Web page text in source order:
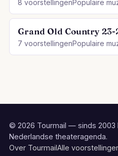
8 voorstellingenPopulaire
Grand Old Country 23-
7 voorstellingenPopulaire
© 2026 Tourmail — sinds 2003
Nederlandse theateragenda.
Over TourmailAlle